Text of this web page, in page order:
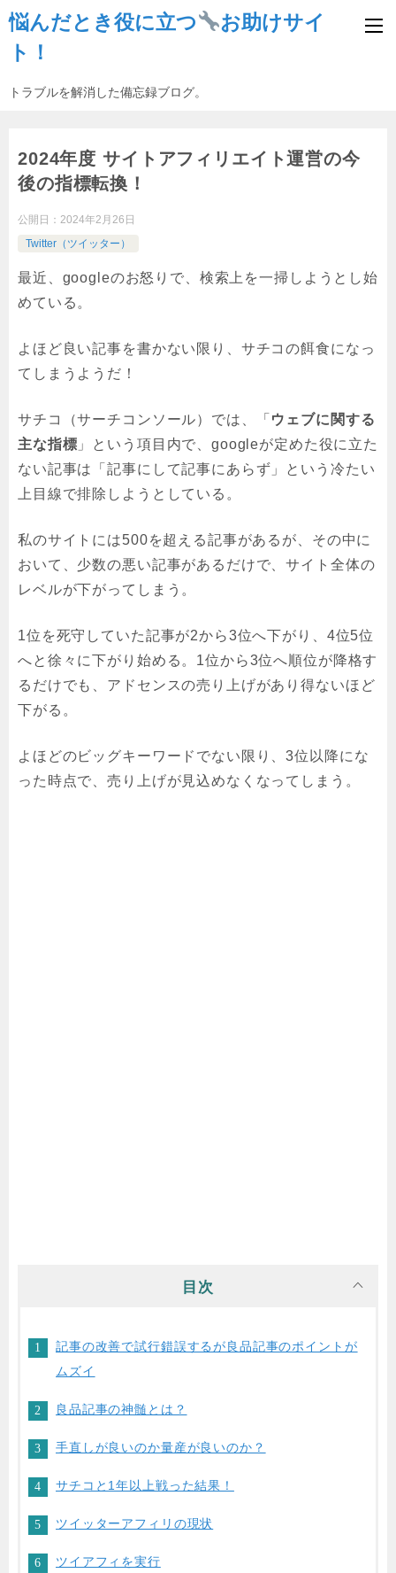
悩んだとき役に立つ
お助けサイ
ト！
トラブルを解消した備忘録ブログ。
2024年度 サイトアフィリエイト運営の今
後の指標転換！
公開日： 2024年2月26日
Twitter（ツイッター）
最近、googleのお怒りで、検索上を一掃しようとし始
めている。
よほど良い記事を書かない限り、サチコの餌食になっ
てしまうようだ！
サチコ（サーチコンソール）では、「 ウェブに関する
主な指標 」という項目内で、googleが定めた役に立た
ない記事は「記事にして記事にあらず」という冷たい
上目線で排除しようとしている。
私のサイトには500を超える記事があるが、その中に
おいて、少数の悪い記事があるだけで、サイト全体の
レベルが下がってしまう。
1位を死守していた記事が2から3位へ下がり、4位5位
へと徐々に下がり始める。1位から3位へ順位が降格す
るだけでも、アドセンスの売り上げがあり得ないほど
下がる。
よほどのビッグキーワードでない限り、3位以降にな
った時点で、売り上げが見込めなくなってしまう。
目次
記事の改善で試行錯誤するが良品記事のポイントが
ムズイ
良品記事の神髄とは？
手直しが良いのか量産が良いのか？
サチコと1年以上戦った結果！
ツイッターアフィリの現状
ツイアフィを実行